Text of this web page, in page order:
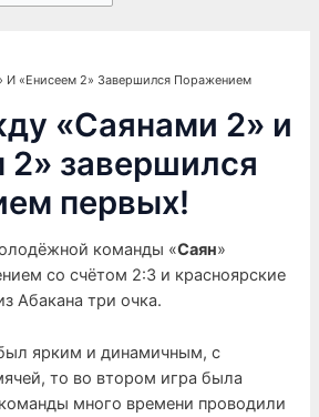
«Енисеем 2» Завершился Поражением
«Саянами 2» и
2» завершился
первых!
команды «Саян»
со счётом 2:3 и красноярские
Абакана три очка.
ярким и динамичным, с
то во втором игра была
много времени проводили